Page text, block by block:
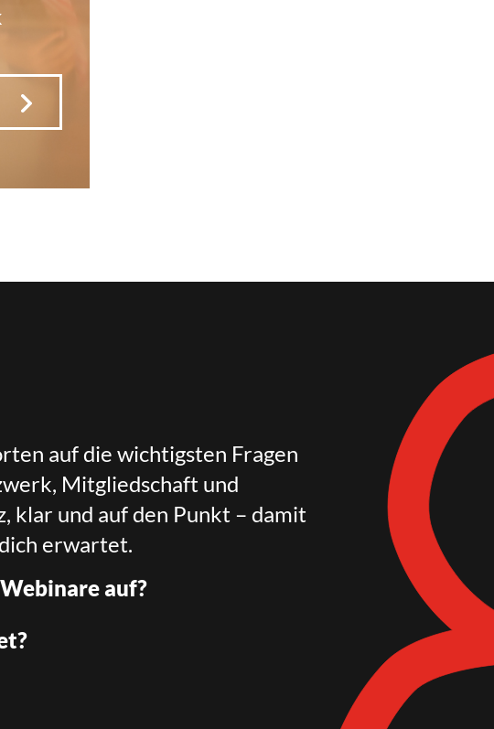
auf die wichtigsten Fragen
Mitgliedschaft und
klar und auf den Punkt – damit
erwartet.
auf?